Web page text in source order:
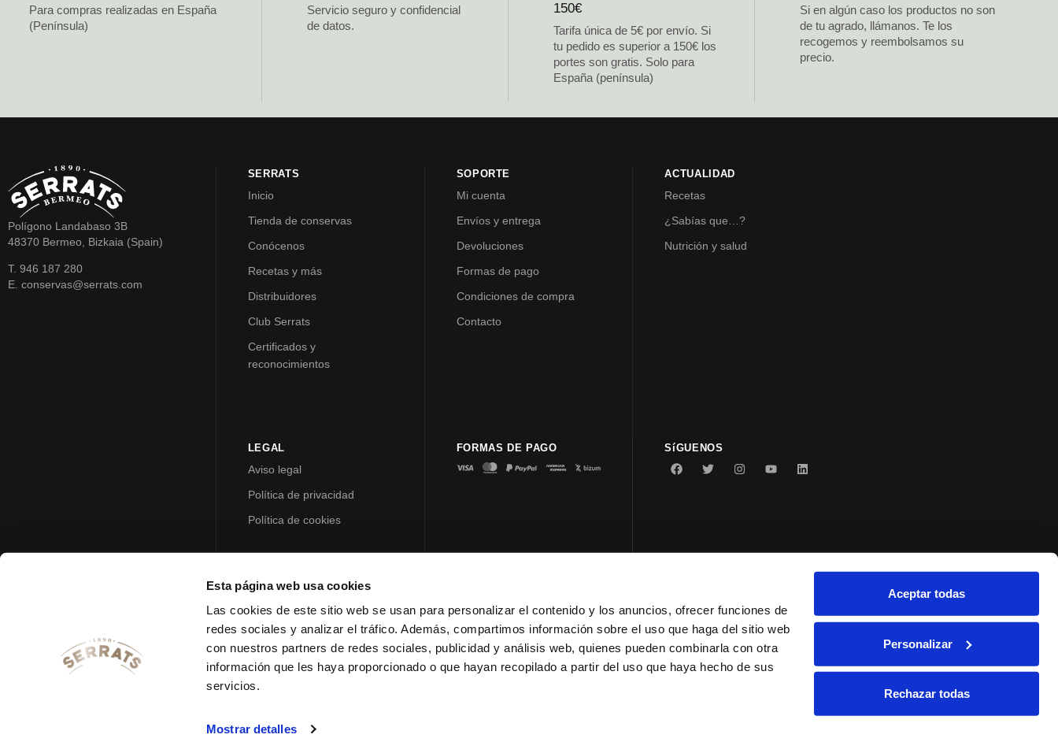
Esta página web usa cookies
Las cookies de este sitio web se usan para personalizar el contenido y los anuncios, ofrecer funciones de
redes sociales y analizar el tráfico. Además, compartimos información sobre el uso que haga del sitio web
con nuestros partners de redes sociales, publicidad y análisis web, quienes pueden combinarla con otra
información que les haya proporcionado o que hayan recopilado a partir del uso que haya hecho de sus
servicios.
Mostrar detalles
Aceptar todas
Personalizar
Rechazar todas
Para compras realizadas en España
(Península)
Servicio seguro y confidencial
de datos.
150€
Tarifa única de 5€ por envío. Si
tu pedido es superior a 150€ los
portes son gratis. Solo para
España (península)
Si en algún caso los productos no son
de tu agrado, llámanos. Te los
recogemos y reembolsamos su
precio.
Polígono Landabaso 3B
48370 Bermeo, Bizkaia (Spain)
T. 946 187 280
E. conservas@serrats.com
SERRATS
Inicio
Tienda de conservas
Conócenos
Recetas y más
Distribuidores
Club Serrats
Certificados y
reconocimientos
SOPORTE
Mi cuenta
Envíos y entrega
Devoluciones
Formas de pago
Condiciones de compra
Contacto
ACTUALIDAD
Recetas
¿Sabías que…?
Nutrición y salud
LEGAL
Aviso legal
Política de privacidad
Política de cookies
FORMAS DE PAGO SíGUENOS
© 2023 Conservas Serrats